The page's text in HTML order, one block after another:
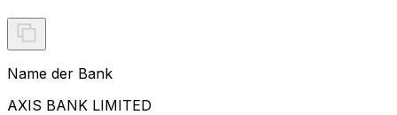
Name der Bank
AXIS BANK LIMITED